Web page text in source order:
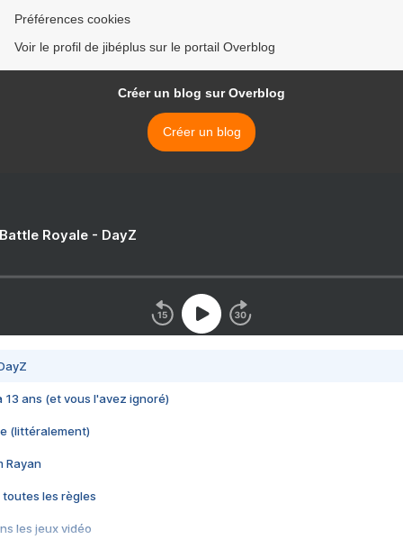
Préférences cookies
Voir le profil de jibéplus sur le portail Overblog
Créer un blog sur Overblog
Créer un blog
Royale - DayZ
13 ans (et vous l'avez ignoré)
(littéralement)
Rayan
toutes les règles
les jeux vidéo